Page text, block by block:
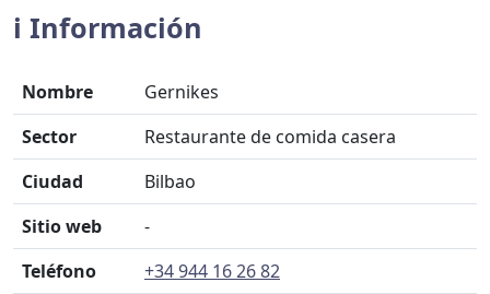
ℹ️ Información
Nombre
Gernikes
Sector
Restaurante de comida casera
Ciudad
Bilbao
Sitio web
-
Teléfono
+34 944 16 26 82